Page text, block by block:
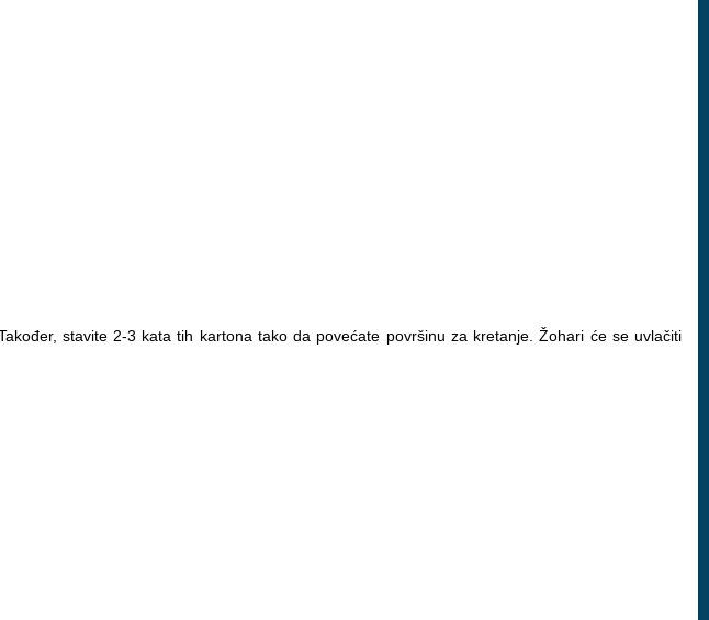
stavite 2-3 kata tih kartona tako da povećate površinu za kretanje. Žohari će se uvlačiti